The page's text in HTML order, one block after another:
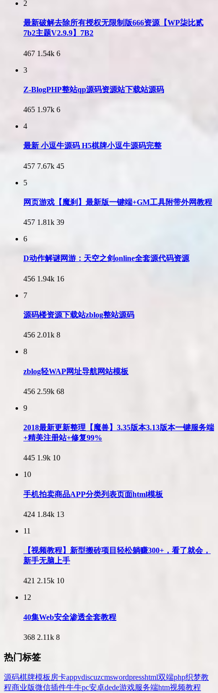
2
最新破解去除所有授权无限制版666资源【WP柒比贰
7b2主题V2.9.9】7B2
467 1.54k 6
3
Z-BlogPHP整站qp源码资源站下载站源码
465 1.97k 6
4
最新 小逗牛源码 H5棋牌小逗牛源码完整
457 7.67k 45
5
网页游戏【魔刹】最新版一键端+GM工具附带外网教程
457 1.81k 39
6
D动作解谜网游：天空之剑online全套源代码资源
456 1.94k 16
7
源码楼资源下载站zblog整站源码
456 2.01k 8
8
zblog轻WAP网址导航网站模板
456 2.59k 68
9
2018最新更新整理【魔兽】3.35版本3.13版本一键服务端
+精美注册站+修复99%
445 1.9k 10
10
手机拍卖商品APP分类列表页面html模板
424 1.84k 13
11
【视频教程】新型搬砖项目轻松躺赚300+，看了就会，
新手无脑上手
421 2.15k 10
12
40集Web安全渗透全套教程
368 2.11k 8
热门标签
源码棋牌模板 房卡appvdiscuzcmswordpresshtml双端php织梦教
程商业版微信插件牛牛pc安卓dede游戏服务端htm视频教程